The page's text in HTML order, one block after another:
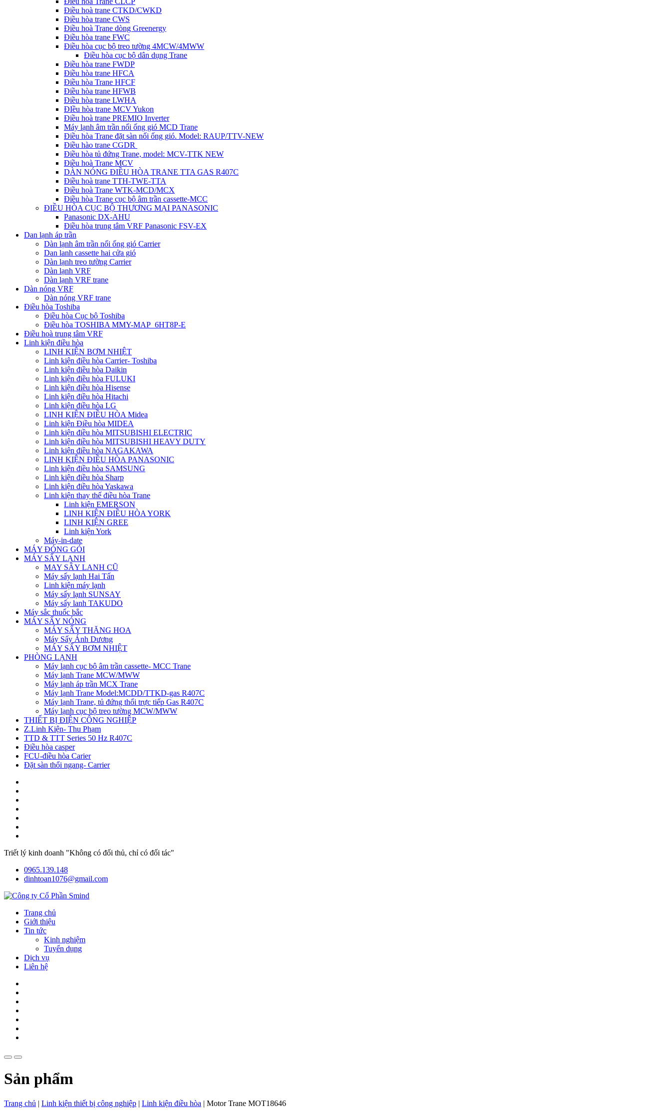
Điều hoà trane CTKD/CWKD
Điều hòa trane CWS
Điều hoà Trane dòng Greenergy
Điều hòa trane FWC
Điều hòa cục bộ treo tường 4MCW/4MWW
Điều hòa cục bộ dân dụng Trane
Điều hòa trane FWDP
Điều hòa trane HFCA
Điều hòa Trane HFCF
Điều hòa trane HFWB
Điều hòa trane LWHA
ĐIều hòa trane MCV Yukon
Điều hoà trane PREMIO Inverter
Máy lạnh âm trần nối ống gió MCD Trane
Điều hòa Trane đặt sàn nối ống gió. Model: RAUP/TTV-NEW
Điều hào trane CGDR
Điều hòa tủ đứng Trane, model: MCV-TTK NEW
Điều hoà Trane MCV
DÀN NÓNG ĐIỀU HÒA TRANE TTA GAS R407C
Điều hoà trane TTH-TWE-TTA
Điều hoà Trane WTK-MCD/MCX
Điều hòa Trane cục bộ âm trần cassette-MCC
ĐIỀU HÒA CỤC BỘ THƯƠNG MẠI PANASONIC
Panasonic DX-AHU
Điều hòa trung tâm VRF Panasonic FSV-EX
Dan lạnh áp trần
Dàn lạnh âm trần nối ống gió Carrier
Dan lanh cassette hai cửa gió
Dàn lạnh treo tường Carrier
Dàn lạnh VRF
Dàn lạnh VRF trane
Dàn nóng VRF
Dàn nóng VRF trane
Điều hòa Toshiba
Điều hòa Cục bộ Toshiba
Điều hòa TOSHIBA MMY-MAP_6HT8P-E
Điều hoà trung tâm VRF
Linh kiện điều hòa
LINH KIỆN BƠM NHIỆT
Linh kiện điều hòa Carrier- Toshiba
Linh kiện điều hòa Daikin
Linh kiện điều hòa FULUKI
Linh kiện điều hòa Hisense
Linh kiện điều hòa Hitachi
Linh kiện điều hòa LG
LINH KIỆN ĐIỀU HÒA Midea
Linh kiện Điều hòa MIDEA
Linh kiện điều hòa MITSUBISHI ELECTRIC
Linh kiện điều hòa MITSUBISHI HEAVY DUTY
Linh kiện điều hòa NAGAKAWA
LINH KIỆN ĐIỀU HÒA PANASONIC
Linh kiện điều hòa SAMSUNG
Linh kiện điều hòa Sharp
Linh kiện điều hòa Yaskawa
Linh kiện thay thế điều hòa Trane
Linh kiện EMERSON
LINH KIỆN ĐIỀU HÒA YORK
LINH KIỆN GREE
Linh kiện York
Máy-in-date
MÁY ĐÓNG GÓI
MÁY SẤY LẠNH
MAY SÂY LANH CŨ
Máy sấy lạnh Hai Tấn
Linh kiện máy lạnh
Máy sấy lạnh SUNSAY
Máy sấy lanh TAKUDO
Máy sắc thuốc bắc
MÁY SẤY NÓNG
MÁY SẤY THĂNG HOA
Máy Sấy Ánh Dương
MÁY SẤY BƠM NHIỆT
PHÒNG LẠNH
Máy lạnh cục bộ âm trần cassette- MCC Trane
Máy lạnh Trane MCW/MWW
Máy lạnh áp trần MCX Trane
Máy lạnh Trane Model:MCDD/TTKD-gas R407C
Máy lạnh Trane, tủ đứng thổi trực tiếp Gas R407C
Máy lạnh cục bộ treo tường MCW/MWW
THIẾT BỊ ĐIỆN CÔNG NGHIỆP
Z.Linh Kiện- Thu Phạm
TTD & TTT Series 50 Hz R407C
Điều hòa casper
FCU-điều hòa Carier
Đặt sàn thổi ngang- Carrier
Triết lý kinh doanh "Không có đối thủ, chỉ có đối tác"
0965.139.148
dinhtoan1076@gmail.com
Trang chủ
Giới thiệu
Tin tức
Kinh nghiệm
Tuyển dụng
Dịch vụ
Liên hệ
Sản phẩm
Trang chủ | Linh kiện thiết bị công nghiệp | Linh kiện điều hòa | Motor Trane MOT18646